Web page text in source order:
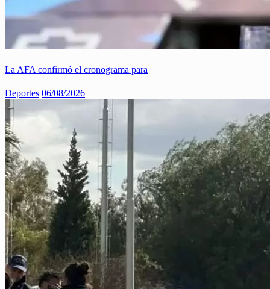
La AFA confirmó el cronograma para
Deportes 06/08/2026